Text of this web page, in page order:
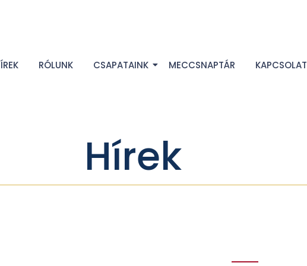
RÓLUNK CSAPATAINK MECCSNAPTÁR KAPCSOLAT
Hírek